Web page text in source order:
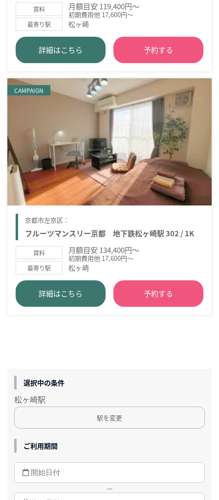
賃料 月額目安 119,400円～
初期費用他 17,600円～
最寄り駅 松ヶ崎
詳細はこちら 予約する
CAMPAIGN
京都市左京区：
フルーツマンスリー京都 地下鉄松ヶ崎駅 302 / 1K
賃料 月額目安 134,400円～
初期費用他 17,600円～
最寄り駅 松ヶ崎
詳細はこちら 予約する
選択中の条件
松ヶ崎駅
駅を変更
ご利用期間
—